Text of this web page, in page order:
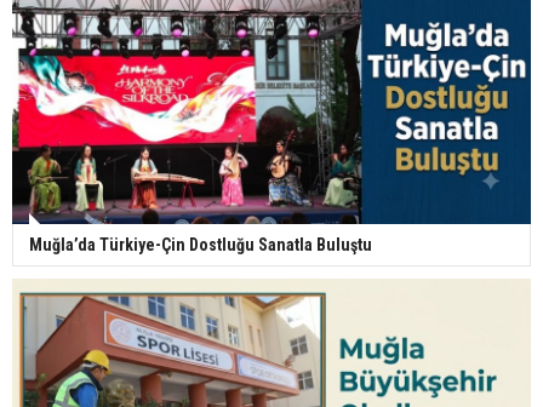
Muğla’da Türkiye-Çin Dostluğu Sanatla Buluştu